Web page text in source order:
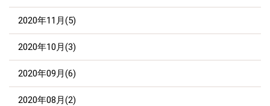
2020年11月(5)
2020年10月(3)
2020年09月(6)
2020年08月(2)